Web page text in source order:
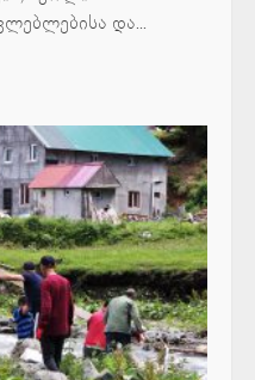
და...